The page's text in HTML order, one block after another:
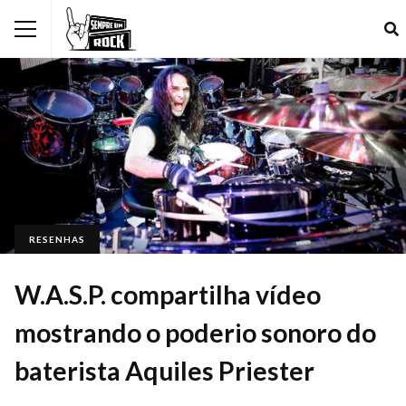
RESENHAS
W.A.S.P. compartilha vídeo
mostrando o poderio sonoro do
baterista Aquiles Priester